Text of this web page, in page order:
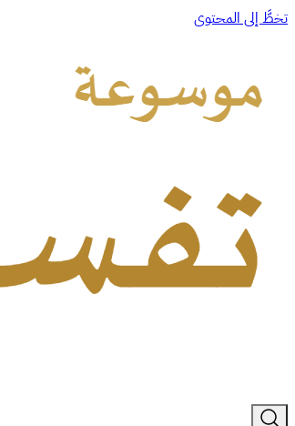
تخطَّ إلى المحتوى